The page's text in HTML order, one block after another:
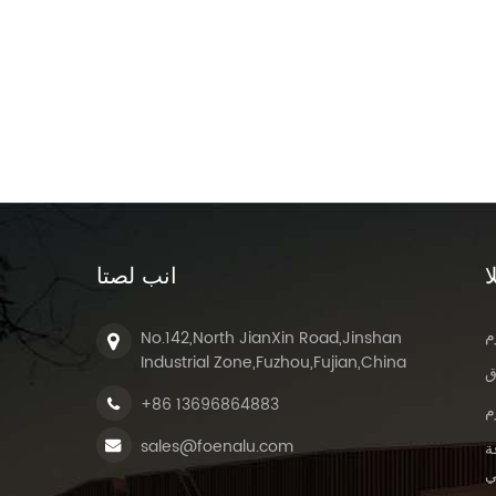
انب لصتا
No.142,North JianXin Road,Jinshan
Industrial Zone,Fuzhou,Fujian,China
+86 13696864883
sales@foenalu.com